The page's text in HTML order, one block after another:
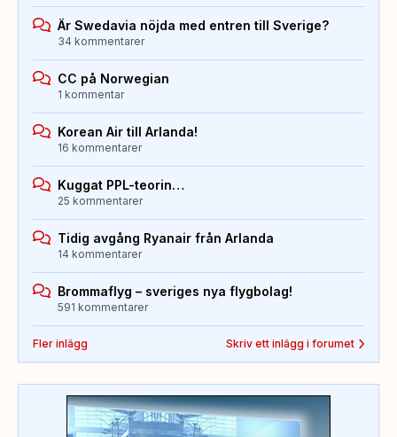
Är Swedavia nöjda med entren till Sverige?
34 kommentarer
CC på Norwegian
1 kommentar
Korean Air till Arlanda!
16 kommentarer
Kuggat PPL-teorin…
25 kommentarer
Tidig avgång Ryanair från Arlanda
14 kommentarer
Brommaflyg – sveriges nya flygbolag!
591 kommentarer
Fler inlägg Skriv ett inlägg i forumet